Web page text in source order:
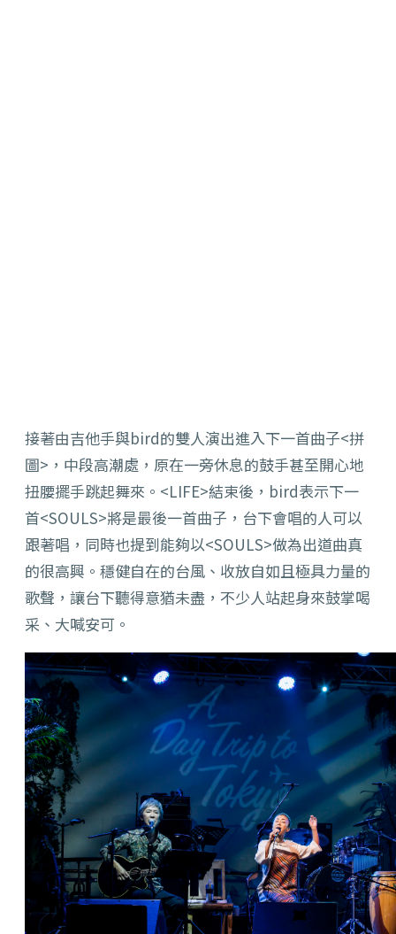
接著由吉他手與bird的雙人演出進入下一首曲子<拼
圖>，中段高潮處，原在一旁休息的鼓手甚至開心地
扭腰擺手跳起舞來。<LIFE>結束後，bird表示下一
首<SOULS>將是最後一首曲子，台下會唱的人可以
跟著唱，同時也提到能夠以<SOULS>做為出道曲真
的很高興。穩健自在的台風、收放自如且極具力量的
歌聲，讓台下聽得意猶未盡，不少人站起身來鼓掌喝
采、大喊安可。